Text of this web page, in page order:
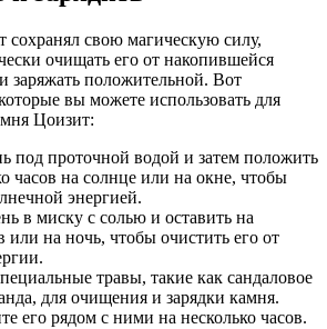
сохранял свою магическую силу,
очищать его от накопившейся
заряжать положительной. Вот
вы можете использовать для
Цоизит:
под проточной водой и затем положить
часов на солнце или на окне, чтобы
энергией.
в миску с солью и оставить на
или на ночь, чтобы очистить его от
травы, такие как сандаловое
для очищения и зарядки камня.
его рядом с ними на несколько часов.